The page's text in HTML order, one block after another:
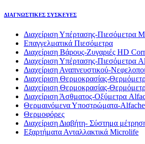
ΔΙΑΓΝΩΣΤΙΚΕΣ ΣΥΣΚΕΥΕΣ
Διαχείριση Υπέρτασης-Πιεσόμετρα
Επαγγελματικά Πιεσόμετρα
Διαχείριση Βάρους-Ζυγαριές HD
Διαχείριση Υπέρτασης-Πιεσόμετρα
Διαχείριση Αναπνευστικού-
Διαχείριση Θερμοκρασίας-
Διαχείριση Θερμοκρασίας-
Διαχείριση Άσθματος-Οξύμετρα
Θερμαινόμενα Υποστρώματα-
Θερμοφόρες
Διαχείριση Διαβήτη- Σύστημα
Εξαρτήματα Ανταλλακτικά Microlife